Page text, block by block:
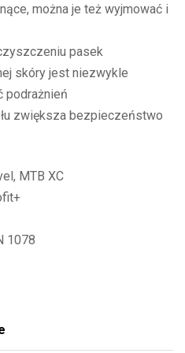
można je też wyjmować i
pasek
skóry jest niezwykle
podrażnień
zwiększa bezpieczeństwo
MTB XC
1078